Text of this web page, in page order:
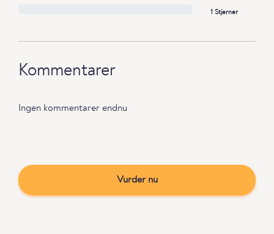
1 Stjerner
Kommentarer
Ingen kommentarer endnu
Vurder nu